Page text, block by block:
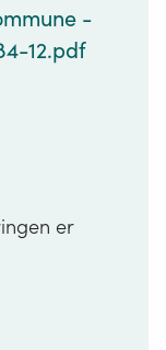
-
12.pdf
er